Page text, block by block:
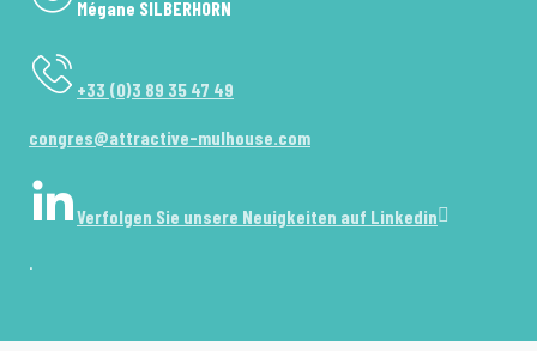
Mégane SILBERHORN
+33 (0)3 89 35 47 49
congres@attractive-mulhouse.com
Verfolgen Sie unsere Neuigkeiten auf Linkedin
.